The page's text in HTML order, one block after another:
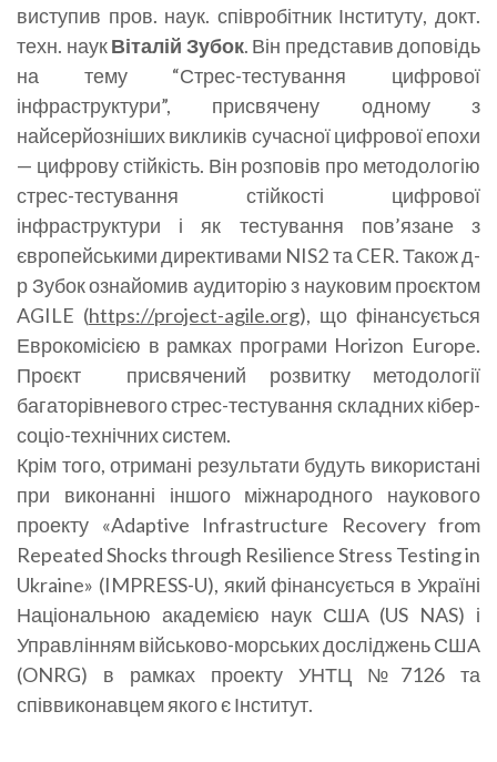
виступив пров. наук. співробітник Інституту, докт.
техн. наукВіталій Зубок. Він представив доповідь
на тему “Стрес-тестування цифрової
інфраструктури”, присвячену одному з
найсерйозніших викликів сучасної цифрової епохи
— цифрову стійкість. Він розповів про методологію
стрес-тестування стійкості цифрової
інфраструктури і як тестування пов’язане з
європейськими директивами NIS2 та CER. Також д-
р Зубок ознайомив аудиторію з науковим проєктом
AGILE (https://project-agile.org), що фінансується
Еврокомісією в рамках програми Horizon Europe.
Проєкт присвячений розвитку методології
багаторівневого стрес-тестування складних кібер-
соціо-технічних систем.
Крім того, отримані результати будуть використані
при виконанні іншого міжнародного наукового
проекту «Adaptive Infrastructure Recovery from
Repeated Shocks through Resilience Stress Testing in
Ukraine» (IMPRESS-U), який фінансується в Україні
Національною академією наук США (US NAS) і
Управлінням військово-морських досліджень США
(ONRG) в рамках проекту УНТЦ № 7126 та
співвиконавцем якого є Інститут.